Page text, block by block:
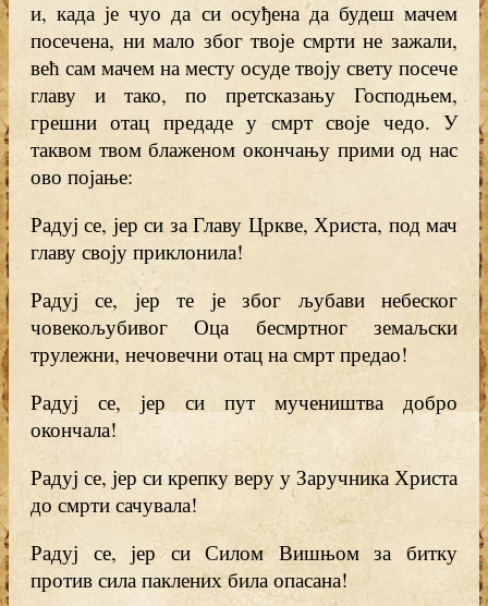
и, када је чуо да си осуђена да будеш мачем
посечена, ни мало због твоје смрти не зажали,
већ сам мачем на месту осуде твоју свету посече
главу и тако, по претсказању Господњем,
грешни отац предаде у смрт своје чедо. У
таквом твом блаженом окончању прими од нас
ово појање:
Радуј се, јер си за Главу Цркве, Христа, под мач
главу своју приклонила!
Радуј се, јер те је због љубави небеског
човекољубивог Оца бесмртног земаљски
трулежни, нечовечни отац на смрт предао!
Радуј се, јер си пут мучеништва добро
окончала!
Радуј се, јер си крепку веру у Заручника Христа
до смрти сачувала!
Радуј се, јер си Силом Вишњом за битку
против сила паклених била опасана!